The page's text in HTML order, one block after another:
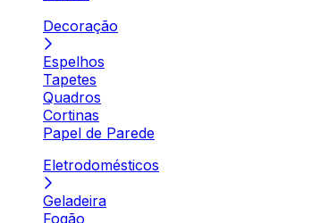
Decoração
Espelhos
Tapetes
Quadros
Cortinas
Papel de Parede
Eletrodomésticos
Geladeira
Fogão